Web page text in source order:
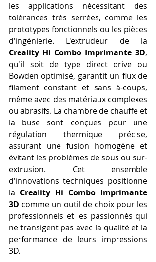
les applications nécessitant des
tolérances très serrées, comme les
prototypes fonctionnels ou les pièces
Creality Hi Combo Imprimante 3D,
qu'il soit de type direct drive ou
Bowden optimisé, garantit un flux de
filament constant et sans à-coups,
même avec des matériaux complexes
ou abrasifs. La chambre de chauffe et
la buse sont conçues pour une
régulation thermique précise,
assurant une fusion homogène et
évitant les problèmes de sous ou sur-
extrusion. Cet ensemble
d'innovations techniques positionne
la Creality Hi Combo Imprimante
3D comme un outil de choix pour les
professionnels et les passionnés qui
ne transigent pas avec la qualité et la
performance de leurs impressions
3D.